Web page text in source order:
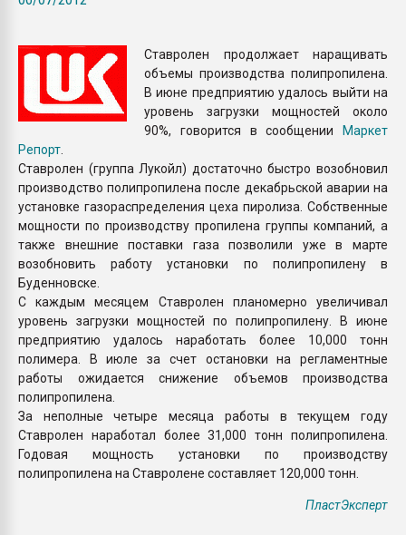
ПЕРЕЙТИ НА
Ставролен продолжает наращивать
объемы производства полипропилена.
В июне предприятию удалось выйти на
уровень загрузки мощностей около
90%, говорится в сообщении Маркет
Репорт
Ставролен (группа Лукойл) достаточно быстро возобновил
производство полипропилена после декабрьской аварии на
установке газораспределения цеха пиролиза. Собственные
мощности по производству пропилена группы компаний, а
также внешние поставки газа позволили уже в марте
возобновить работу установки по полипропилену в
Буденновске.
С каждым месяцем Ставролен планомерно увеличивал
уровень загрузки мощностей по полипропилену. В июне
предприятию удалось наработать более 10,000 тонн
полимера. В июле за счет остановки на регламентные
работы ожидается снижение объемов производства
полипропилена.
За неполные четыре месяца работы в текущем году
Ставролен наработал более 31,000 тонн полипропилена.
Годовая мощность установки по производству
полипропилена на Ставролене составляет 120,000 тонн.
ПластЭксперт